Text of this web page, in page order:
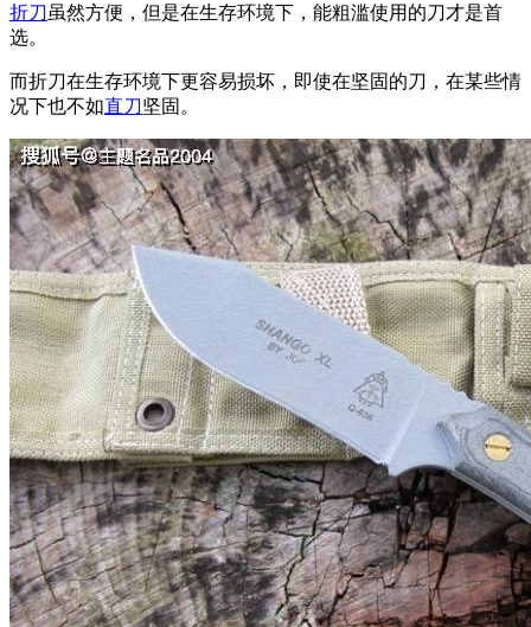
折刀 虽然方便，但是在生存环境下，能粗滥使用的刀才是首
选。
而折刀在生存环境下更容易损坏，即使在坚固的刀，在某些情
况下也不如直刀坚固。